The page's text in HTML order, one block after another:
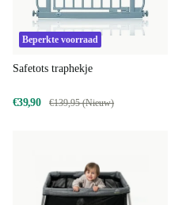
Beperkte voorraad
Safetots traphekje
€39,90 €139,95 (Nieuw)